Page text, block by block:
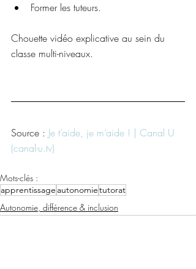
Former les tuteurs.
Chouette vidéo explicative au sein du
classe multi-niveaux.
Source : Je t’aide, je m’aide ! | Canal U
(canal-u.tv)
Mots-clés :
apprentissage autonomietutorat
Autonomie, différence & inclusion